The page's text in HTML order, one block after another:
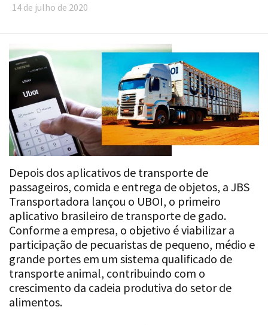
14 de julho de 2020
Depois dos aplicativos de transporte de
passageiros, comida e entrega de objetos, a JBS
Transportadora lançou o UBOI, o primeiro
aplicativo brasileiro de transporte de gado.
Conforme a empresa, o objetivo é viabilizar a
participação de pecuaristas de pequeno, médio e
grande portes em um sistema qualificado de
transporte animal, contribuindo com o
crescimento da cadeia produtiva do setor de
alimentos.